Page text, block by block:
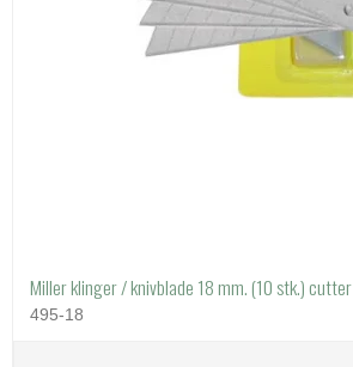
Miller klinger / knivblade 18 mm. (10 stk.) cutter
495-18